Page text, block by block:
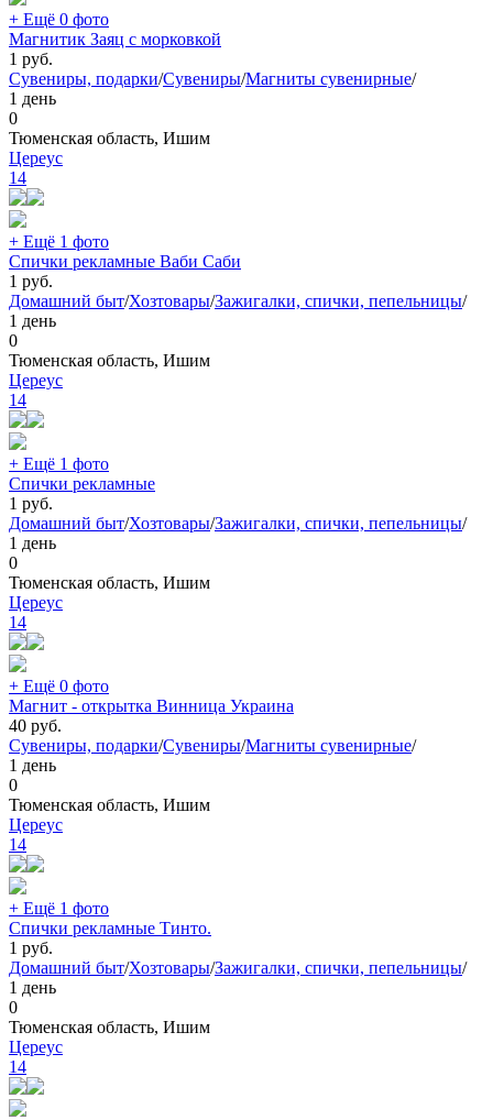
+ Ещё 0 фото
Магнитик Заяц с морковкой
1 руб.
Сувениры, подарки/Сувениры/Магниты сувенирные/
1 день
0
Тюменская область, Ишим
Цереус
14
+ Ещё 1 фото
Спички рекламные Ваби Саби
1 руб.
Домашний быт/Хозтовары/Зажигалки, спички, пепельницы/
1 день
0
Тюменская область, Ишим
Цереус
14
+ Ещё 1 фото
Спички рекламные
1 руб.
Домашний быт/Хозтовары/Зажигалки, спички, пепельницы/
1 день
0
Тюменская область, Ишим
Цереус
14
+ Ещё 0 фото
Магнит - открытка Винница Украина
40 руб.
Сувениры, подарки/Сувениры/Магниты сувенирные/
1 день
0
Тюменская область, Ишим
Цереус
14
+ Ещё 1 фото
Спички рекламные Тинто.
1 руб.
Домашний быт/Хозтовары/Зажигалки, спички, пепельницы/
1 день
0
Тюменская область, Ишим
Цереус
14